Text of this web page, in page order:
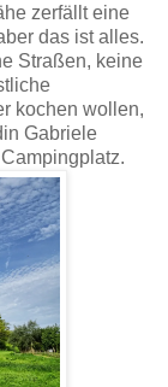
zerfällt eine
das ist alles.
Straßen, keine
kochen wollen,
Gabriele